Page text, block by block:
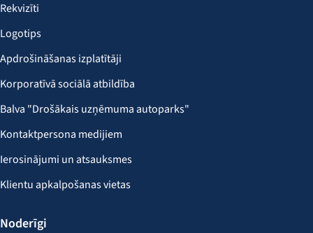
Rekvizīti
Logotips
Apdrošināšanas izplatītāji
Korporatīvā sociālā atbildība
Balva "Drošākais uzņēmuma autoparks"
Kontaktpersona medijiem
Ierosinājumi un atsauksmes
Klientu apkalpošanas vietas
Noderīgi